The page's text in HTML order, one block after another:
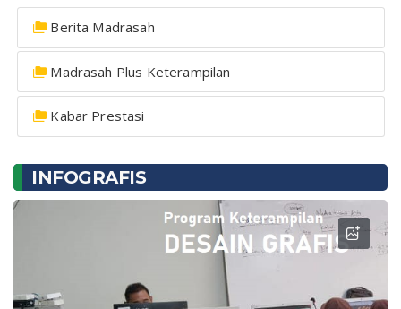
Berita Madrasah
Madrasah Plus Keterampilan
Kabar Prestasi
INFOGRAFIS